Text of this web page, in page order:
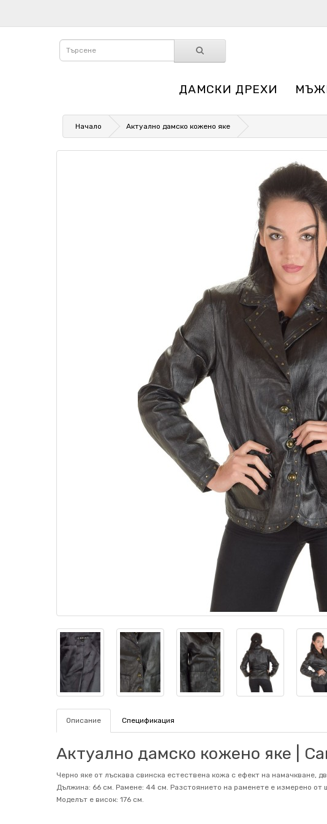
ДАМСКИ ДРЕХИ
Начало Актуално дамско кожено яке
Описание Спецификация
Актуално дамско кожено яке |
Черно яке от лъскава свинска естествена кожа с ефект на намачкване,
Дължина: 66 см. Рамене: 44 см. Разстоянието на раменете е измерено от
Mоделът е висок: 176 см.